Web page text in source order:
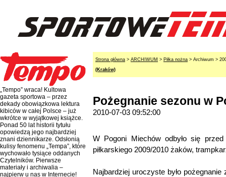
„Tempo” wraca! Kultowa
gazeta sportowa – przez
dekady obowiązkowa lektura
kibiców w całej Polsce – już
wkrótce w wyjątkowej książce.
Ponad 50 lat historii tytułu
opowiedzą jego najbardziej
znani dziennikarze. Odsłonią
kulisy fenomenu „Tempa”, które
wychowało tysiące oddanych
Czytelników. Pierwsze
materiały i archiwalia –
najpierw u nas w Internecie!
Strona główna > ARCHIWUM > Piłka nożna > Archiwum >
(Kraków)
Pożegnanie sezonu w
2010-07-03 09:52:00
W Pogoni Miechów odbyło się
piłkarskiego 2009/2010 żaków,
Najbardziej uroczyste było